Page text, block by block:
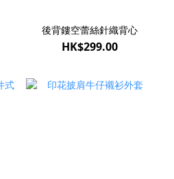
後背鏤空蕾絲針織背心
HK$299.00